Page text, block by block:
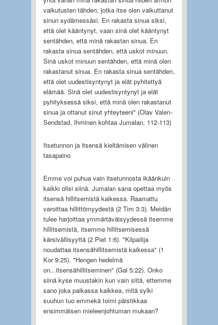
vaikutusten tähden, jotka itse olen vaikuttanut
sinun sydämessäsi. En rakasta sinua siksi,
että olet kääntynyt, vaan sinä olet kääntynyt
sentähden, että minä rakastan sinua. En
rakasta sinua sentähden, että uskot minuun.
Sinä uskot minuun sentähden, että minä olen
rakastanut sinua. En rakasta sinua sentähden,
että olet uudestisyntynyt ja elät pyhitettyä
elämää. Sinä olet uudestisyntynyt ja elät
pyhityksessä siksi, että minä olen rakastanut
sinua ja ottanut sinut yhteyteeni" (Olav Valen-
Sendstad, Ihminen kohtaa Jumalan, 112-113)
Itsetunnon ja itsensä kieltämisen välinen
tasapaino
Emme voi puhua vain itsetunnosta ikäänkuin
kaikki olisi siinä. Jumalan sana opettaa myös
itsensä hillitsemistä kaikessa. Raamattu
varoittaa hillittömyydestä (2 Tim 3:3). Meidän
tulee harjoittaa ymmärtäväisyydessä itsemme
hillitsemistä, itsemme hillitsemisessä
kärsivällisyyttä (2 Piet 1:6). "Kilpailija
noudattaa itsensähillitsemistä kaikessa" (1
Kor 9:25). "Hengen hedelmä
on...itsensähillitseminen" (Gal 5:22). Onko
siinä kyse muustakin kun vain siitä, ettemme
sano joka paikassa kaikkea, mitä sylki
suuhun tuo emmekä toimi päistikkaa
ensimmäisen mieleenjohtuman mukaan?